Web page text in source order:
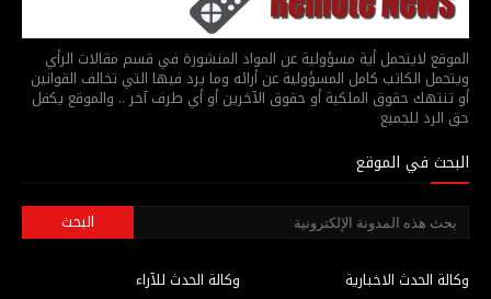
الموقع لايتحمل أية مسؤولية عن المواد المنشورة في قسم مقالات الرأي
ويتحمل الكاتب كامل المسؤولية عن أرائه وما يرد فيها التي تخالف القوانين
أو تنتهك حقوق الملكية أو حقوق الآخرين أو أي طرف آخر .. والموقع يكفل
حق الرد للجميع
البحث في الموقع
وكالة الحدث للآراء
وكالة الحدث الاخبارية